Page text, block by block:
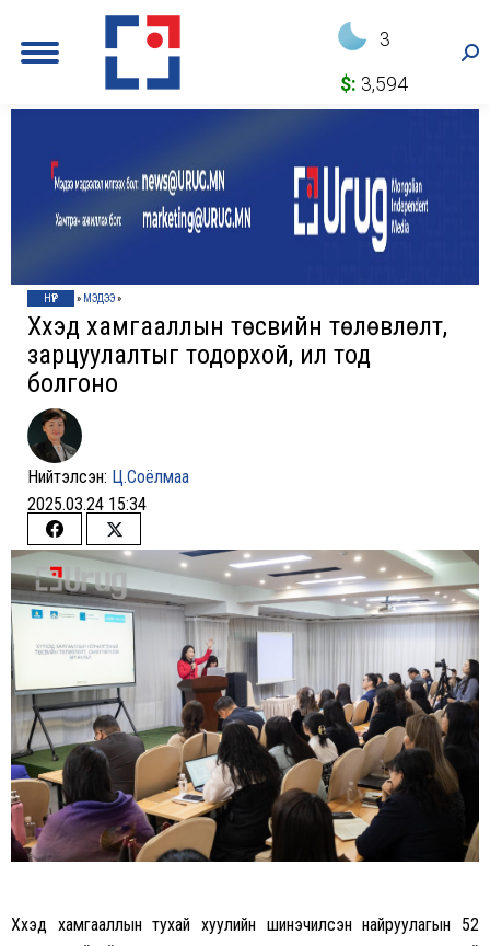
3
$: 3,594
НҮҮР » МЭДЭЭ»
Хүүхэд хамгааллын төсвийн төлөвлөлт,
зарцуулалтыг тодорхой, ил тод
болгоно
Нийтэлсэн: Ц.Соёлмаа
2025.03.24 15:34
Share
on
Facebook
Share
on
Twitter
Хүүхэд хамгааллын тухай хуулийн шинэчилсэн найруулагын 52